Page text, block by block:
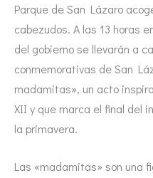
Parque de San Lázaro
cabezudos. A las 13 horas
del gobierno se llevarán a
conmemorativas de San
madamitas», un acto
XII y que marca el final del
la primavera.
Las «madamitas» son una